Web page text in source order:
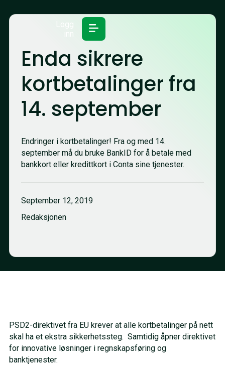
Logg
Enda sikrere
kortbetalinger fra
14. september
Endringer i kortbetalinger! Fra og med 14.
september må du bruke BankID for å betale med
bankkort eller kredittkort i Conta sine tjenester.
September 12, 2019
Redaksjonen
PSD2-direktivet fra EU krever at alle kortbetalinger på nett
skal ha et ekstra sikkerhetssteg. Samtidig åpner direktivet
for innovative løsninger i regnskapsføring og
banktjenester.